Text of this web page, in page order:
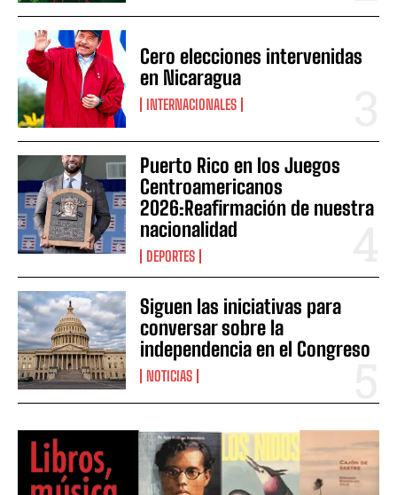
Cero elecciones intervenidas
en Nicaragua
INTERNACIONALES
Puerto Rico en los Juegos
Centroamericanos
2026:Reafirmación de nuestra
nacionalidad
DEPORTES
Siguen las iniciativas para
conversar sobre la
independencia en el Congreso
NOTICIAS